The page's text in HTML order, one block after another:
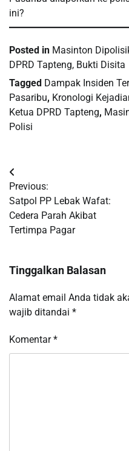
ini?
Posted in Masinton
DPRD Tapteng, Bukti Disita
Tagged Dampak Insiden
Pasaribu, Kronologi
Ketua DPRD Tapteng,
Polisi
Navigasi
pos
Previous:
Satpol PP Lebak Wafat:
Cedera Parah Akibat
Tertimpa Pagar
Tinggalkan Balasan
Alamat email Anda tidak
wajib ditandai *
Komentar*